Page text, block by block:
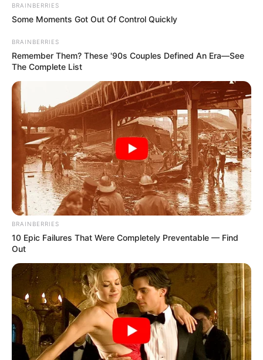
αντίστροφο θα συμβαίνει στο νότιο
Η εαρινή ισημερία αρχίζει φέτος την
Τετάρτη 20 Μαρτίου 2024 ακριβώς στις 4.06
π.μ.
Περισσότερα νέα από την Εύβοια
Εύβοια: Συναγερμός για άντρα που βρέθηκε
χωρίς τις αισθήσεις του σε παραλία
ΣΟΚ στην περιοχή του Αλιβερίου: Δείτε τη νέα
κομπίνα που κάνουν
Οργή για τροχαίο στην Νέα Αρτάκη
Ακολουθήστε το evianews.com στοGoogle
News
ΤΑ ΠΙΟ ΔΗΜΟΦΙΛΗ
BRAINBERRIES
Some Moments Got Out Of Control Quickly
BRAINBERRIES
Remember Them? These '90s Couples Defined An Era—See
The Complete List
BRAINBERRIES
10 Epic Failures That Were Completely Preventable — Find
Out